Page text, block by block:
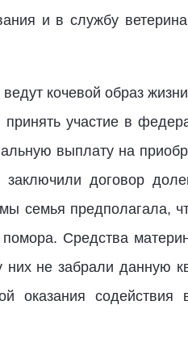
и в службу
кочевой образ
участие в
выплату на
договор
семья предполагала,
Средства
не забрали данную
оказания содействия